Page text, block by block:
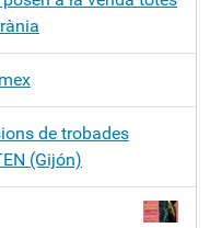
de trobades
(Gijón)